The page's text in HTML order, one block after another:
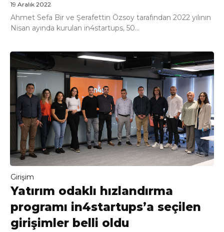
19 Aralık 2022
Ahmet Sefa Bir ve Şerafettin Özsoy tarafından 2022 yılının
Nisan ayında kurulan in4startups, 50...
Girişim
Yatırım odaklı hızlandırma
programı in4startups’a seçilen
girişimler belli oldu